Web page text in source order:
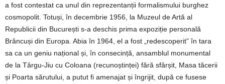
a fost contestat ca unul din reprezentanții formalismului burghez
cosmopolit. Totuși, în decembrie 1956, la Muzeul de Artă al
Republicii din București s-a deschis prima expoziție personală
Brâncuși din Europa. Abia în 1964, el a fost „redescoperit” în tara
sa ca un geniu național și, în consecință, ansamblul monumental
de la Târgu-Jiu cu Coloana (recunoștinței) fără sfârșit, Masa tăcerii
și Poarta sărutului, a putut fi amenajat și îngrijit, după ce fusese